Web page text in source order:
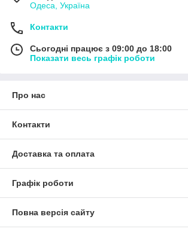
Одеса, Україна
Контакти
Сьогодні працює з 09:00 до 18:00
Показати весь графік роботи
Про нас
Контакти
Доставка та оплата
Графік роботи
Повна версія сайту